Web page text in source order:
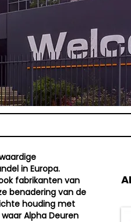
in Europa.
fabrikanten van
benadering van de
houding met
Alpha Deuren